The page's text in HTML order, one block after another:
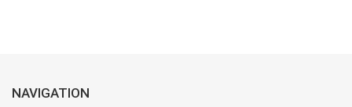
NAVIGATION